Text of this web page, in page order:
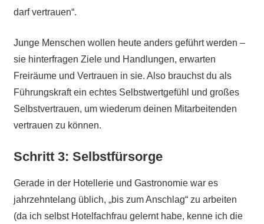
darf vertrauen“.
Junge Menschen wollen heute anders geführt werden –
sie hinterfragen Ziele und Handlungen, erwarten
Freiräume und Vertrauen in sie. Also brauchst du als
Führungskraft ein echtes Selbstwertgefühl und großes
Selbstvertrauen, um wiederum deinen Mitarbeitenden
vertrauen zu können.
Schritt 3: Selbstfürsorge
Gerade in der Hotellerie und Gastronomie war es
jahrzehntelang üblich, „bis zum Anschlag“ zu arbeiten
(da ich selbst Hotelfachfrau gelernt habe, kenne ich die